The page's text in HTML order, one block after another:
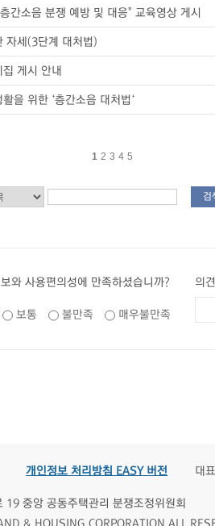
간소음 분쟁 예방 및 대응" 교육영상 게시
자세(3단계 대처법)
게시 안내
을 위한 ‘층간소음 대처법‘
1 2 3 4 5
검
와 사용편의성에 만족하셨습니까?
보통 불만족 매우불만족
의
개인정보 처리방침 EASY 버전 대
중앙 공동주택관리 분쟁조정위원회